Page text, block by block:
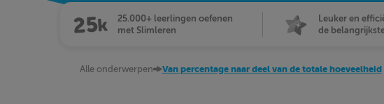
25.000+ leerlingen oefenen
met Slimleren
Leuker en
de
Alle onderwerpen Van percentage naar deel van de totale hoeveelheid